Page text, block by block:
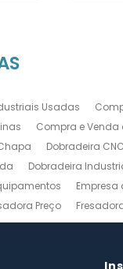
Usadas
Compra e
Dobradeira
Dobradeira
Preço
Industrial para
Torno Mecânico Usado